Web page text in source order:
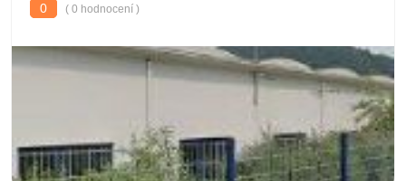
0
( 0 hodnocení )